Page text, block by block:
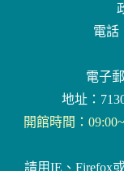
電話
電子
地址：
開館時間：
請用IE、Firefox